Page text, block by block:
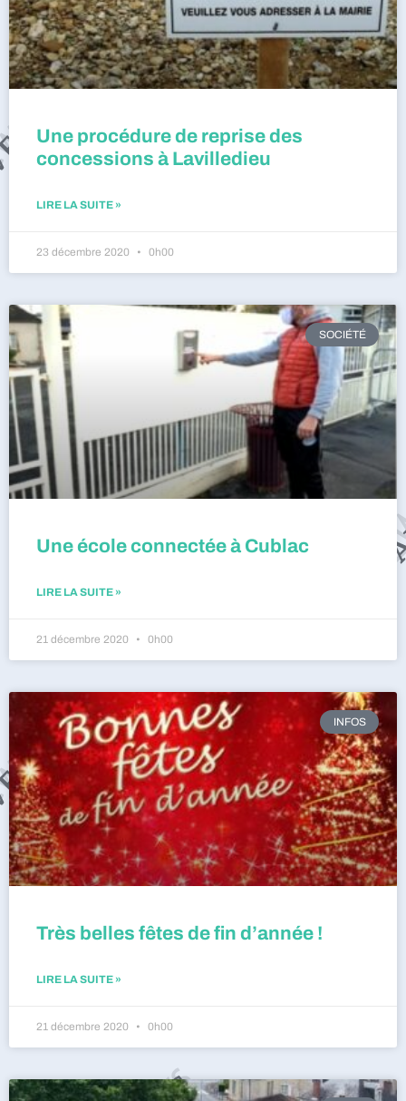
Une procédure de reprise des
concessions à Lavilledieu
LIRE LA SUITE »
23 décembre 2020 0h00
SOCIÉTÉ
Une école connectée à Cublac
LIRE LA SUITE »
21 décembre 2020 0h00
INFOS
Très belles fêtes de fin d’année !
LIRE LA SUITE »
21 décembre 2020 0h00